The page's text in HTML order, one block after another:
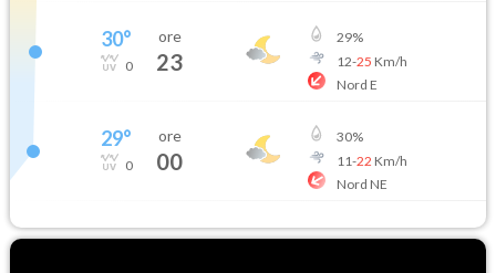
30°
0
ore
23
29%
12-25 Km/h
Nord E
29°
0
ore
00
30%
11-22 Km/h
Nord NE